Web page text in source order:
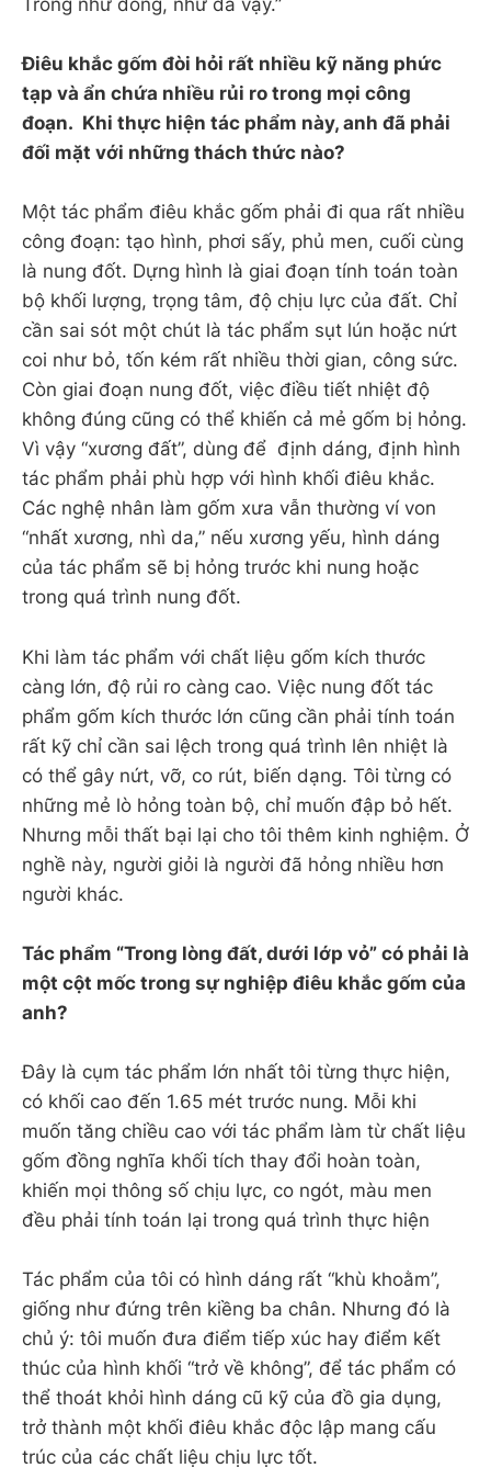
Trông như đồng, như đá vậy.”
Điêu khắc gốm đòi hỏi rất nhiều kỹ năng phức
tạp và ẩn chứa nhiều rủi ro trong mọi công
đoạn. Khi thực hiện tác phẩm này, anh đã phải
đối mặt với những thách thức nào?
Một tác phẩm điêu khắc gốm phải đi qua rất nhiều
công đoạn: tạo hình, phơi sấy, phủ men, cuối cùng
là nung đốt. Dựng hình là giai đoạn tính toán toàn
bộ khối lượng, trọng tâm, độ chịu lực của đất. Chỉ
cần sai sót một chút là tác phẩm sụt lún hoặc nứt
coi như bỏ, tốn kém rất nhiều thời gian, công sức.
Còn giai đoạn nung đốt, việc điều tiết nhiệt độ
không đúng cũng có thể khiến cả mẻ gốm bị hỏng.
Vì vậy “xương đất”, dùng để định dáng, định hình
tác phẩm phải phù hợp với hình khối điêu khắc.
Các nghệ nhân làm gốm xưa vẫn thường ví von
“nhất xương, nhì da,” nếu xương yếu, hình dáng
của tác phẩm sẽ bị hỏng trước khi nung hoặc
trong quá trình nung đốt.
Khi làm tác phẩm với chất liệu gốm kích thước
càng lớn, độ rủi ro càng cao. Việc nung đốt tác
phẩm gốm kích thước lớn cũng cần phải tính toán
rất kỹ chỉ cần sai lệch trong quá trình lên nhiệt là
có thể gây nứt, vỡ, co rút, biến dạng. Tôi từng có
những mẻ lò hỏng toàn bộ, chỉ muốn đập bỏ hết.
Nhưng mỗi thất bại lại cho tôi thêm kinh nghiệm. Ở
nghề này, người giỏi là người đã hỏng nhiều hơn
người khác.
Tác phẩm “Trong lòng đất, dưới lớp vỏ” có phải là
một cột mốc trong sự nghiệp điêu khắc gốm của
anh?
Đây là cụm tác phẩm lớn nhất tôi từng thực hiện,
có khối cao đến 1.65 mét trước nung. Mỗi khi
muốn tăng chiều cao với tác phẩm làm từ chất liệu
gốm đồng nghĩa khối tích thay đổi hoàn toàn,
khiến mọi thông số chịu lực, co ngót, màu men
đều phải tính toán lại trong quá trình thực hiện
Tác phẩm của tôi có hình dáng rất “khù khoằm”,
giống như đứng trên kiềng ba chân. Nhưng đó là
chủ ý: tôi muốn đưa điểm tiếp xúc hay điểm kết
thúc của hình khối “trở về không”, để tác phẩm có
thể thoát khỏi hình dáng cũ kỹ của đồ gia dụng,
trở thành một khối điêu khắc độc lập mang cấu
trúc của các chất liệu chịu lực tốt.